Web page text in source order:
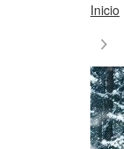
Inicio